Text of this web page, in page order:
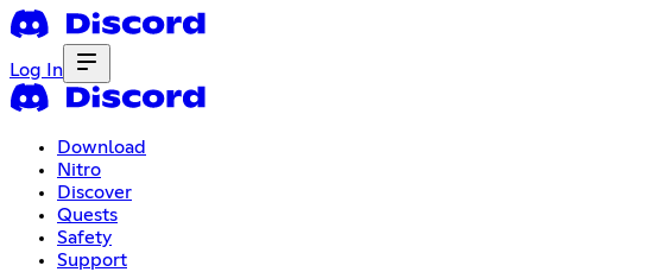
Log In
Download
Nitro
Discover
Quests
Safety
Support